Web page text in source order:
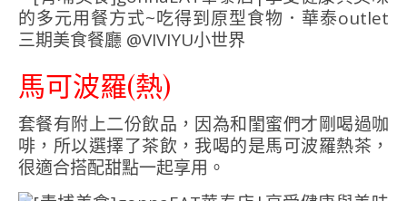
馬可波羅(熱)
套餐有附上二份飲品，因為和閨蜜們才剛喝過咖
啡，所以選擇了茶飲，我喝的是馬可波羅熱茶，
很適合搭配甜點一起享用。